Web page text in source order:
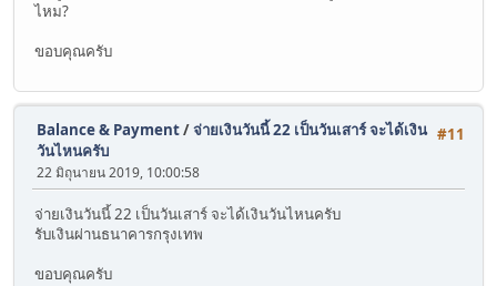
ไหม?
ขอบคุณครับ
#11
Balance & Payment/จ่ายเงินวันนี้ 22 เป็นวันเสาร์ จะได้เงิน
วันไหนครับ
22 มิถุนายน 2019, 10:00:58
จ่ายเงินวันนี้ 22 เป็นวันเสาร์ จะได้เงินวันไหนครับ
รับเงินผ่านธนาคารกรุงเทพ
ขอบคุณครับ